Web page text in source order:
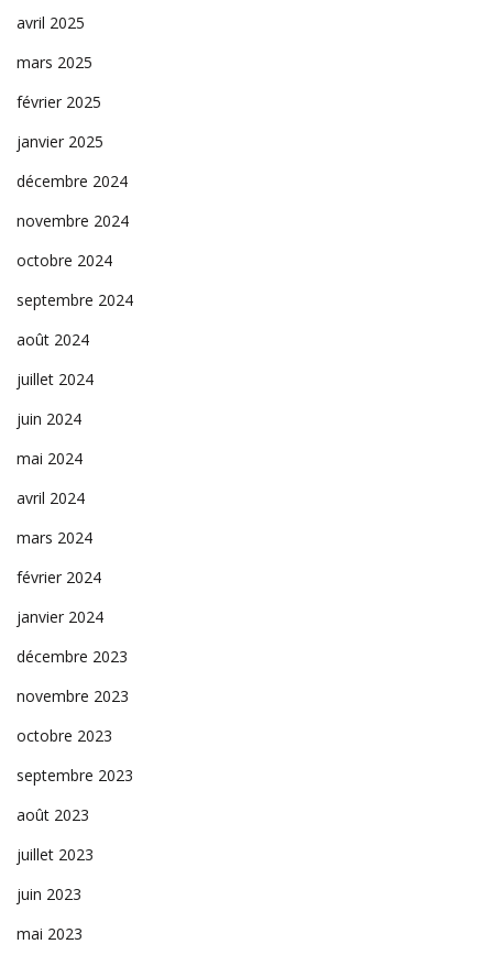
avril 2025
mars 2025
février 2025
janvier 2025
décembre 2024
novembre 2024
octobre 2024
septembre 2024
août 2024
juillet 2024
juin 2024
mai 2024
avril 2024
mars 2024
février 2024
janvier 2024
décembre 2023
novembre 2023
octobre 2023
septembre 2023
août 2023
juillet 2023
juin 2023
mai 2023